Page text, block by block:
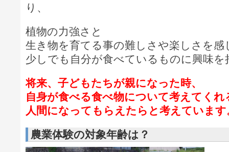
り、
植物の力強さと
生き物を育てる事の難しさや楽しさを感
少しでも自分が食べているものに興味を
将来、子どもたちが親になった時、
自身が食べる食べ物について考えてくれ
人間になってもらえたらと考えています
農業体験の対象年齢は？